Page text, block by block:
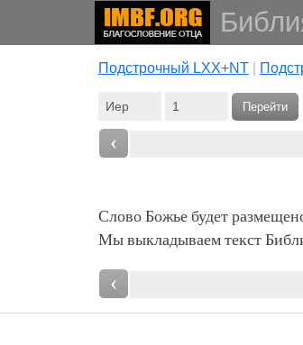
Подстрочный LXX+NT|
Перейти
‹
Слово Божье будет
Мы выкладываем текст
‹